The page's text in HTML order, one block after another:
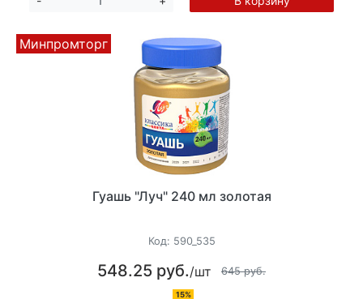
Минпромторг
Гуашь "Луч" 240 мл золотая
Код: 590_535
548.25 руб./шт 645 руб.
15%